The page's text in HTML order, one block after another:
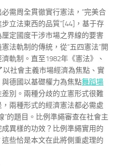
需周全貫徹實行憲法，“完美合
立法東西的品質”[44]，基于存
定國度干涉市場之界線的要害
法軌制的傳統，從“五四憲法”開
軌制。直至1982年《憲法》、
以社會主義市場經濟為焦點、實
德國以基礎權力為焦點舞蹈場
別。兩種分歧的立憲形式很難
兩種形式的經濟憲法都必需處
”的題目。比例準繩審查在社會主
異樣的功效？比例準繩實用的
些恰是本文在此將側重處理的